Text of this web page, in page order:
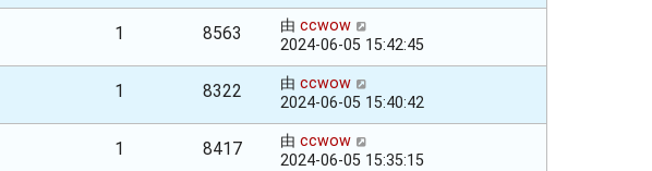
1 8563 由 ccwow
2024-06-05 15:42:45
1 8322 由 ccwow
2024-06-05 15:40:42
1 8417 由 ccwow
2024-06-05 15:35:15